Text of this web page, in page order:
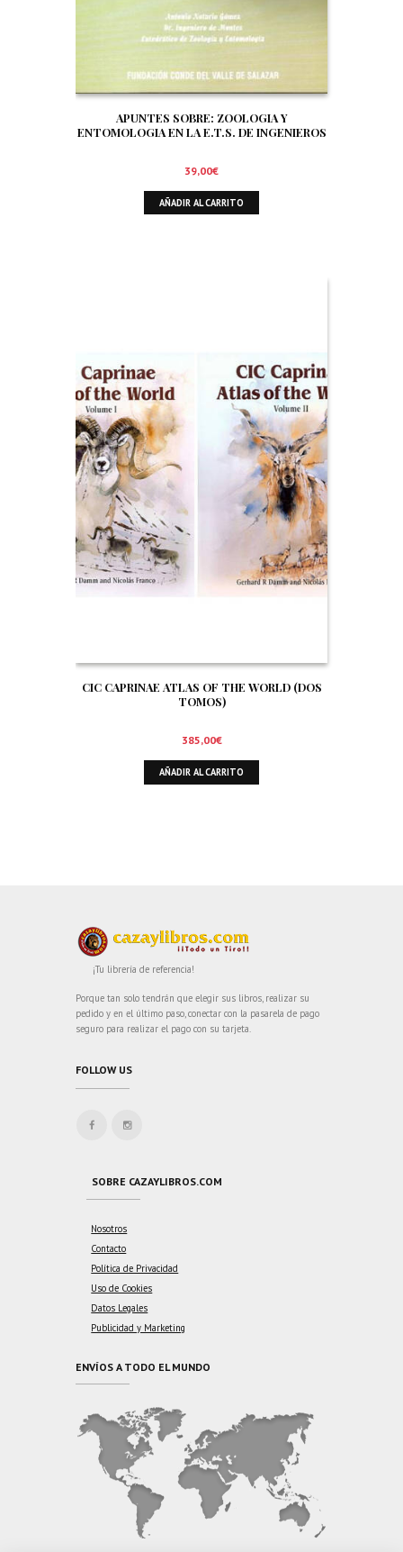
APUNTES SOBRE: ZOOLOGIA Y
ENTOMOLOGIA EN LA E.T.S. DE INGENIEROS
FORESTAL. ORNITOFAUNA CINEGETICA
39,00€
AÑADIR AL CARRITO
CIC CAPRINAE ATLAS OF THE WORLD (DOS
TOMOS)
385,00€
AÑADIR AL CARRITO
¡Tu librería de referencia!
Porque tan solo tendrán que elegir sus libros, realizar su
pedido y en el último paso, conectar con la pasarela de pago
seguro para realizar el pago con su tarjeta.
FOLLOW US
SOBRE CAZAYLIBROS.COM
Nosotros
Contacto
Política de Privacidad
Uso de Cookies
Datos Legales
Publicidad y Marketing
ENVÍOS A TODO EL MUNDO